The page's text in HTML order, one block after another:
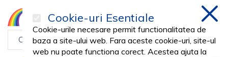
Cookie-uri Esentiale
Cookie-urile necesare permit functionalitatea de
baza a site-ului web. Fara aceste cookie-uri, site-ul
web nu poate functiona corect. Acestea ajuta la